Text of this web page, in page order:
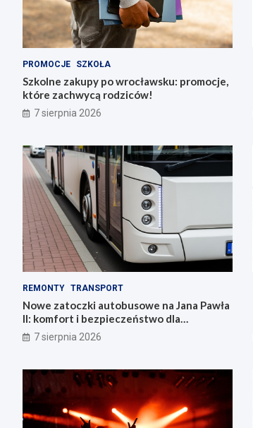
PROMOCJE SZKOŁA
Szkolne zakupy po wrocławsku: promocje,
które zachwycą rodziców!
7 sierpnia 2026
REMONTY TRANSPORT
Nowe zatoczki autobusowe na Jana Pawła
II: komfort i bezpieczeństwo dla
mieszkańców!
7 sierpnia 2026